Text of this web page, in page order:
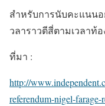
สำหรับการนับคะแนนอ
วลาราวตีสี่ตามเวลาท้
ที่มา :
http://
referendum-nigel-farage-